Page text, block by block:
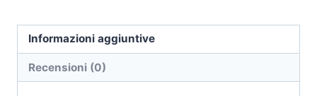
Informazioni aggiuntive
Recensioni (0)